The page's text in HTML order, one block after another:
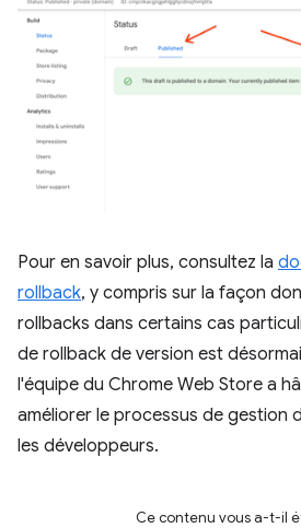
Pour en savoir plus, consultez la
rollback, y compris sur la façon
rollbacks dans certains cas
de rollback de version est
l'équipe du Chrome Web Store a
améliorer le processus de gestion
les développeurs.
Ce contenu vous a-t-il